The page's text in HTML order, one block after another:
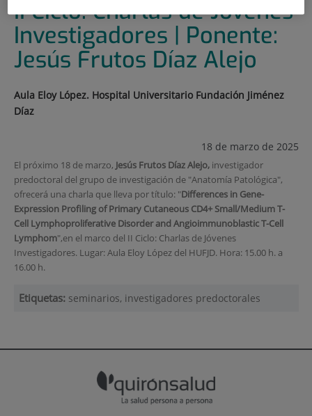
II Ciclo: Charlas de Jóvenes
Investigadores | Ponente:
Jesús Frutos Díaz Alejo
Aula Eloy López. Hospital Universitario Fundación Jiménez
Díaz
18 de marzo de 2025
El próximo 18 de marzo, Jesús Frutos Díaz Alejo, investigador
predoctoral del grupo de investigación de "Anatomía Patológica",
ofrecerá una charla que lleva por título: "Differences in Gene-
Expression Profiling of Primary Cutaneous CD4+ Small/Medium T-
Cell Lymphoproliferative Disorder and Angioimmunoblastic T-Cell
Lymphom",en el marco del II Ciclo: Charlas de Jóvenes
Investigadores. Lugar: Aula Eloy López del HUFJD. Hora: 15.00 h. a
16.00 h.
Etiquetas: seminarios, investigadores predoctorales